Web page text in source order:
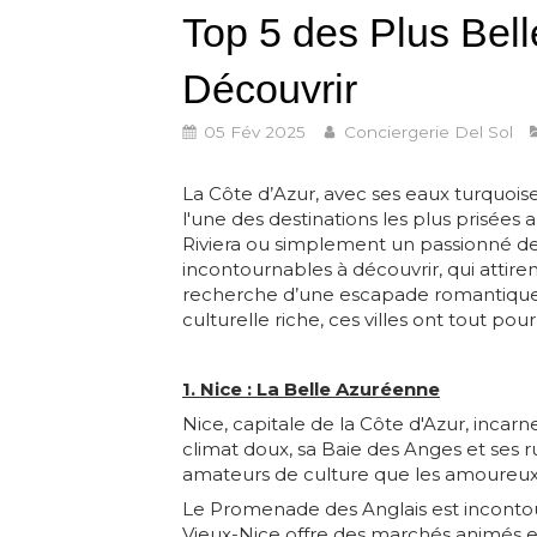
Top 5 des Plus
Découvrir
05 Fév 2025 Conciergerie Del Sol
La Côte d’Azur, avec ses eaux
l'une des destinations les plus prisées
Riviera ou simplement un passionné
incontournables à découvrir, qui
recherche d’une escapade
culturelle riche, ces villes ont tout
1. Nice : La Belle Azuréenne
Nice, capitale de la Côte d'Azur,
climat doux, sa Baie des Anges et ses
amateurs de culture que les
Le Promenade des Anglais est